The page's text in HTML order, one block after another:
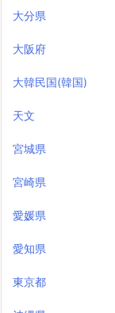
大分県
大阪府
大韓民国(韓国)
天文
宮城県
宮崎県
愛媛県
愛知県
東京都